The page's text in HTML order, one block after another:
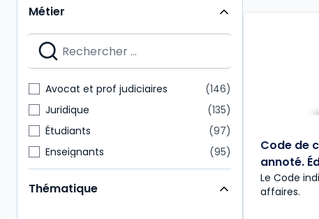
Métier
Avocat et prof judiciaires
146
Juridique
135
Étudiants
97
Enseignants
95
Expert-comptable
77
Direction générale
68
Thématique
Code de
annoté.
Le Code
affaires.